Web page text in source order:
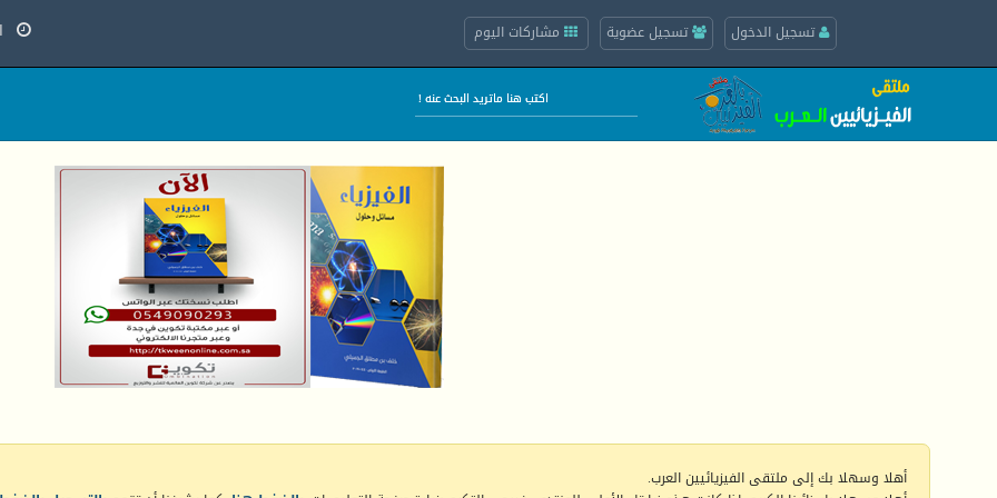
تسجيل الدخول تسجيل عضوية مشاركات اليوم
أهلا وسهلا بك إلى ملتقى الفيزيائيين العرب.